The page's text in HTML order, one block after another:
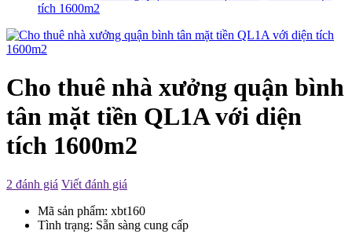
tích 1600m2
Cho thuê nhà xưởng quận bình
tân mặt tiền QL1A với diện
tích 1600m2
2 đánh giá Viết đánh giá
Mã sản phẩm: xbt160
Tình trạng: Sẵn sàng cung cấp